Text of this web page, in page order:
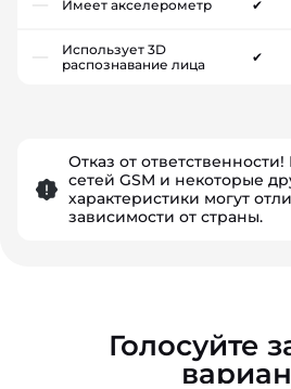
Имеет акселерометр ✔
Использует 3D
распознавание лица
✔
Отказ от
сетей GSM и некоторые
характеристики могут
зависимости от страны.
Голосуйте